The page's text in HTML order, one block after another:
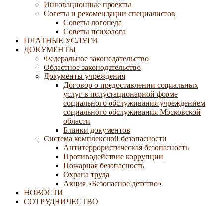
Инновационные проекты
Советы и рекомендации специалистов
Советы логопеда
Советы психолога
ПЛАТНЫЕ УСЛУГИ
ДОКУМЕНТЫ
Федеральное законодательство
Областное законодательство
Документы учреждения
Договор о предоставлении социальных
услуг в полустационарной форме
социального обслуживания учреждением
социального обслуживания Московской
области
Бланки документов
Система комплексной безопасности
Антитеррористическая безопасность
Противодействие коррупции
Пожарная безопасность
Охрана труда
Акция «Безопасное детство»
НОВОСТИ
СОТРУДНИЧЕСТВО